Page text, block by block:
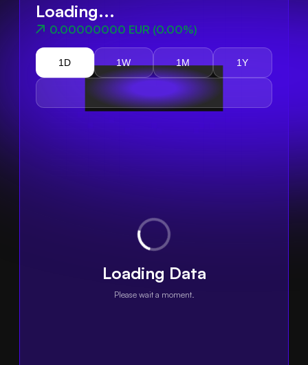
Loading...
0.00000000 EUR (0.00%)
1D 1W 1M 1Y
Loading Data
Please wait a moment.